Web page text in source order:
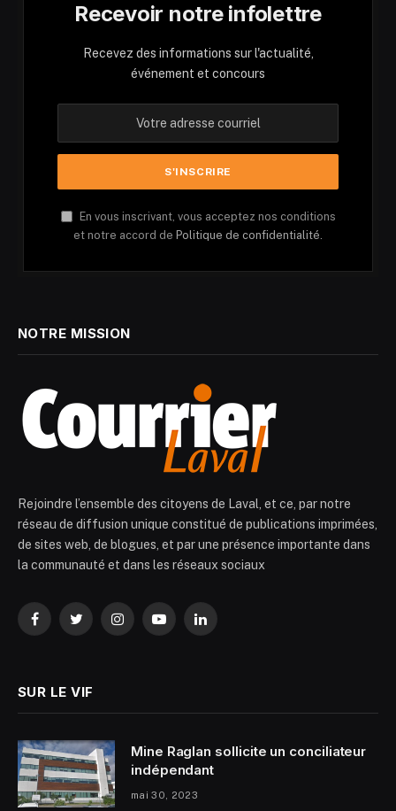
Recevoir notre infolettre
Recevez des informations sur l'actualité,
événement et concours
En vous inscrivant, vous acceptez nos conditions
et notre accord de Politique de confidentialité.
NOTRE MISSION
Rejoindre l’ensemble des citoyens de Laval, et ce, par notre
réseau de diffusion unique constitué de publications imprimées,
de sites web, de blogues, et par une présence importante dans
la communauté et dans les réseaux sociaux
FacebookTwitterInstagramYouTubeLinkedIn
SUR LE VIF
Mine Raglan sollicite un conciliateur
indépendant
mai 30, 2023